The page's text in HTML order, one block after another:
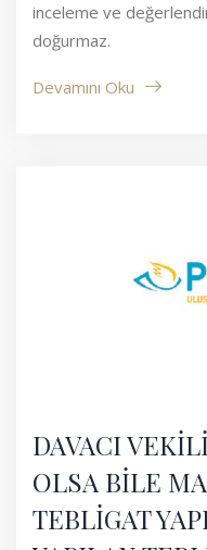
inceleme ve
doğurmaz.
Devamını Oku
DAVACI
OLSA BİLE
TEBLİGAT